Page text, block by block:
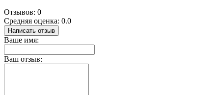
Отзывов: 0
Средняя оценка: 0.0
Написать отзыв
Ваше имя:
Ваш отзыв: